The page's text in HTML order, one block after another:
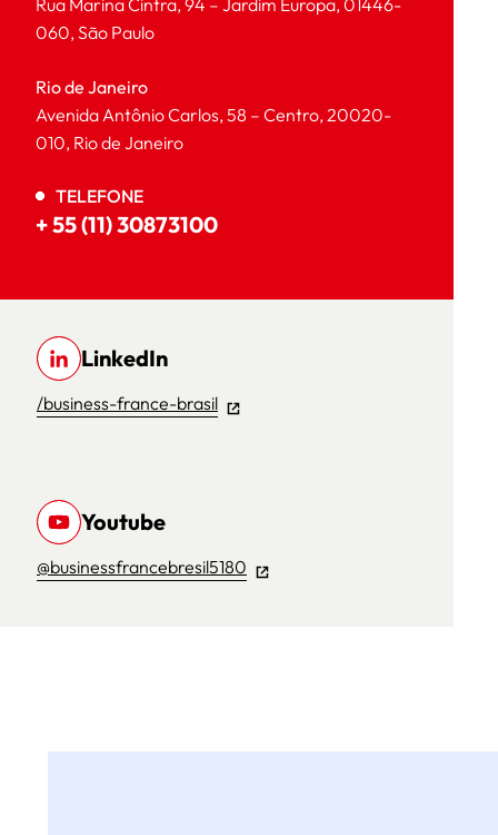
Rua Marina Cintra, 94 – Jardim Europa, 01446-
060, São Paulo
Rio de Janeiro
Avenida Antônio Carlos, 58 – Centro, 20020-
010, Rio de Janeiro
TELEFONE
+ 55 (11) 30873100
LinkedIn
/business-france-brasil
Youtube
@businessfrancebresil5180